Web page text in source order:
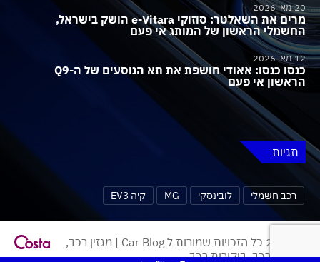
20 מאי 2026
מרים את השאלטר: סוזוקי e-Vitara הושק בישראל,
החשמלי הראשון של המותג אי פעם
12 מאי 2026
כנסו כנסו: אאודי חושפת את תא הנוסעים של ה-Q9
הראשון אי פעם
תגיות
רכב חשמלי לובינסקי MG קיה EV3
© 2026 כל הזכויות שמורות ל Car Blog | מגזין רכב,
חדשות רכב, ביקורות רכב.